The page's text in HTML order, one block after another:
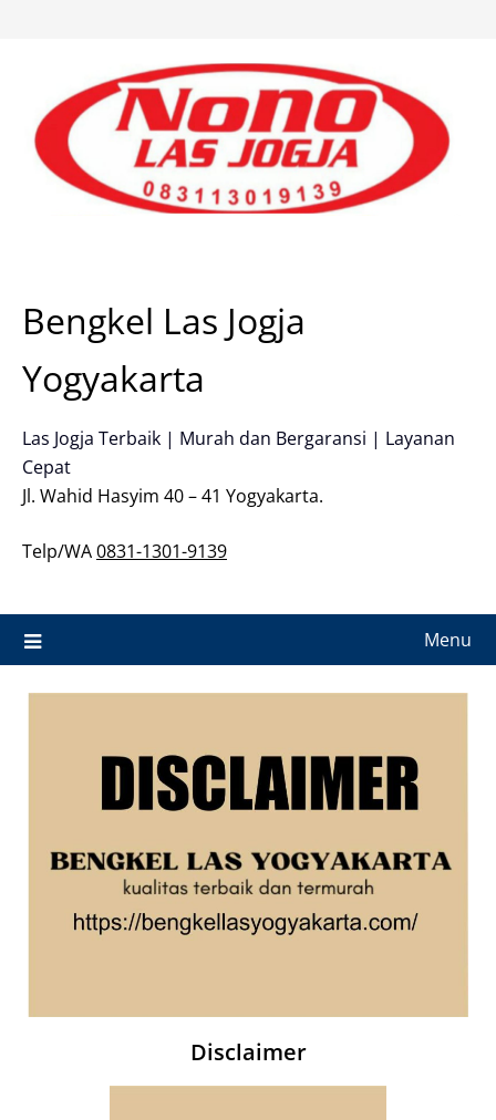
Bengkel Las Jogja
Yogyakarta
Las Jogja Terbaik | Murah dan Bergaransi | Layanan
Cepat
Jl. Wahid Hasyim 40 – 41 Yogyakarta.
Telp/WA0831-1301-9139
Menu
Disclaimer